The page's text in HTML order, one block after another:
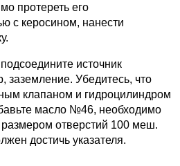
протереть его
с керосином, нанести
источник
заземление. Убедитесь, что
клапаном и гидроцилиндром
масло №46, необходимо
отверстий 100 меш.
достичь указателя.